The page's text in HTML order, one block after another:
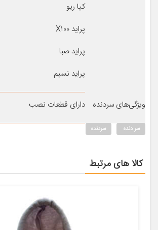
کیا ریو
پراید X۱۰۰
پراید صبا
پراید نسیم
ویژگی‌های سردنده دارای قطعات نصب
سر دنده سردنده
کالا های مرتبط